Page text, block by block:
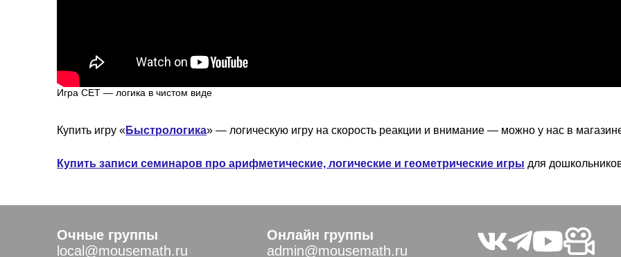
Игра СЕТ — логика в чистом виде
Купить игру «Быстрологика» — логическую игру на скорость реакции и внимание — можно у нас в
Купить записи семинаров про арифметические, логические и геометрические игры для
Онлайн группы
admin@mousemath.ru
Очные группы
local@mousemath.ru